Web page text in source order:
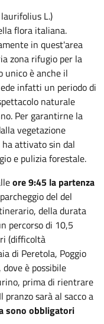
L.)
flora italiana.
in quest'area
zona rifugio per la
unico è anche il
infatti un periodo di
naturale
Per garantirne la
vegetazione
attivato sin dal
e pulizia forestale.
ore 9:45 la partenza
del del
della durata
percorso di 10,5
(difficoltà
di Peretola, Poggio
è possibile
prima di rientrare
sarà al sacco a
sono obbligatori